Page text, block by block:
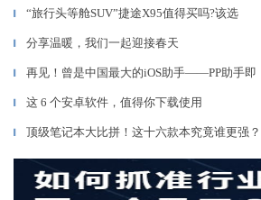
▎ “旅行头等舱SUV”捷途X95值得买吗?该选
▎ 分享温暖，我们一起迎接春天
▎ 再见！曾是中国最大的iOS助手——PP助手即
▎ 这 6 个安卓软件，值得你下载使用
▎ 顶级笔记本大比拼！这十六款本究竟谁更强？